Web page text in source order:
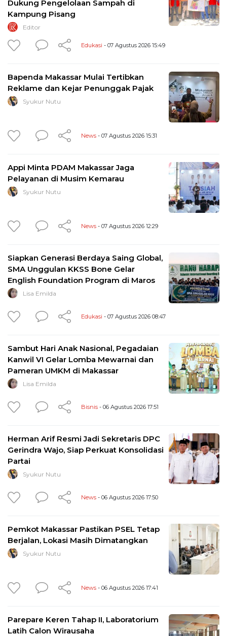
Dukung Pengelolaan Sampah di
Kampung Pisang
Editor
Edukasi - 07 Agustus 2026 15:49
Bapenda Makassar Mulai Tertibkan
Reklame dan Kejar Penunggak Pajak
Syukur Nutu
News - 07 Agustus 2026 15:31
Appi Minta PDAM Makassar Jaga
Pelayanan di Musim Kemarau
Syukur Nutu
News - 07 Agustus 2026 12:29
Siapkan Generasi Berdaya Saing Global,
SMA Unggulan KKSS Bone Gelar
English Foundation Program di Maros
Lisa Emilda
Edukasi - 07 Agustus 2026 08:47
Sambut Hari Anak Nasional, Pegadaian
Kanwil VI Gelar Lomba Mewarnai dan
Pameran UMKM di Makassar
Lisa Emilda
Bisnis - 06 Agustus 2026 17:51
Herman Arif Resmi Jadi Sekretaris DPC
Gerindra Wajo, Siap Perkuat Konsolidasi
Partai
Syukur Nutu
News - 06 Agustus 2026 17:50
Pemkot Makassar Pastikan PSEL Tetap
Berjalan, Lokasi Masih Dimatangkan
Syukur Nutu
News - 06 Agustus 2026 17:41
Parepare Keren Tahap II, Laboratorium
Latih Calon Wirausaha